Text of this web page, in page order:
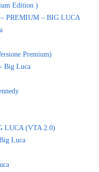
Edition )
– PREMIUM – BIG LUCA
Premium)
Big Luca
LUCA (VTA 2.0)
Luca